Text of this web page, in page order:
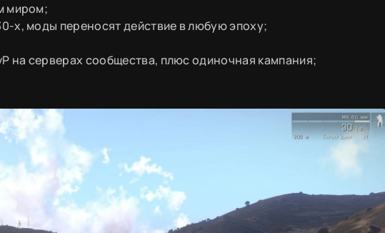
миром;
х, моды переносят действие в любую эпоху;
на серверах сообщества, плюс одиночная кампания;